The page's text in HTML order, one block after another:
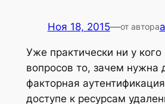
Ноя 18, 2015—от автора
Уже практически ни у
вопросов то, зачем нужна
факторная
доступе к ресурсам